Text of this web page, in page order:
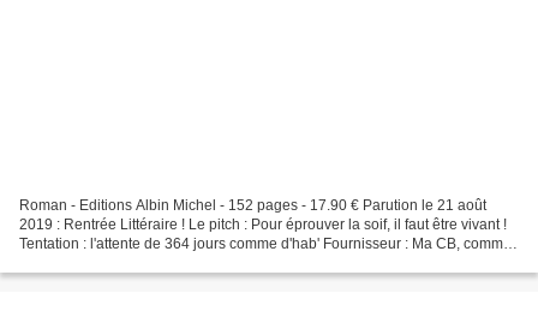
Roman - Editions Albin Michel - 152 pages - 17.90 € Parution le 21 août
2019 : Rentrée Littéraire ! Le pitch : Pour éprouver la soif, il faut être vivant !
Tentation : l'attente de 364 jours comme d'hab' Fournisseur : Ma CB, comme